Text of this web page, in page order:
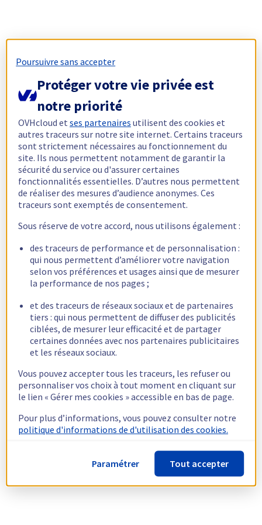
Poursuivre sans accepter
Protéger votre vie privée est
notre priorité
OVHcloud etses partenaires utilisent des cookies et
autres traceurs sur notre site internet. Certains traceurs
sont strictement nécessaires au fonctionnement du
site. Ils nous permettent notamment de garantir la
sécurité du service ou d'assurer certaines
fonctionnalités essentielles. D’autres nous permettent
de réaliser des mesures d’audience anonymes. Ces
traceurs sont exemptés de consentement.
Sous réserve de votre accord, nous utilisons également :
des traceurs de performance et de personnalisation :
qui nous permettent d’améliorer votre navigation
selon vos préférences et usages ainsi que de mesurer
la performance de nos pages ;
et des traceurs de réseaux sociaux et de partenaires
tiers : qui nous permettent de diffuser des publicités
ciblées, de mesurer leur efficacité et de partager
certaines données avec nos partenaires publicitaires
et les réseaux sociaux.
Vous pouvez accepter tous les traceurs, les refuser ou
personnaliser vos choix à tout moment en cliquant sur
le lien « Gérer mes cookies » accessible en bas de page.
Pour plus d’informations, vous pouvez consulter notre
politique d'informations de d'utilisation des cookies.
Paramétrer Tout accepter